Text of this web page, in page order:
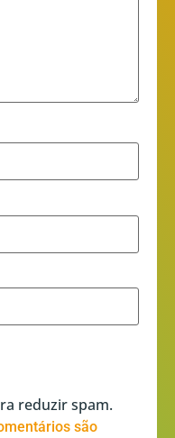
reduzir spam.
são